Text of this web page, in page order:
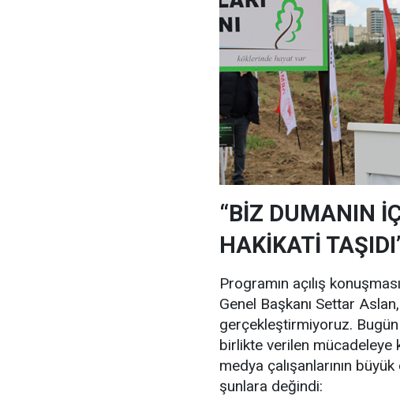
“BİZ DUMANIN
HAKİKATİ
Programın açılış
Genel Başkanı Settar
gerçekleştirmiyoruz.
birlikte verilen mücadeleye
medya çalışanlarının
şunlara değindi: